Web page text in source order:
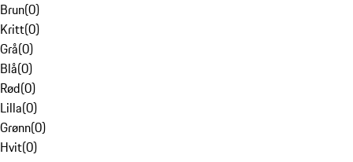
Brun(0)
Kritt(0)
Grå(0)
Blå(0)
Rød(0)
Lilla(0)
Grønn(0)
Hvit(0)